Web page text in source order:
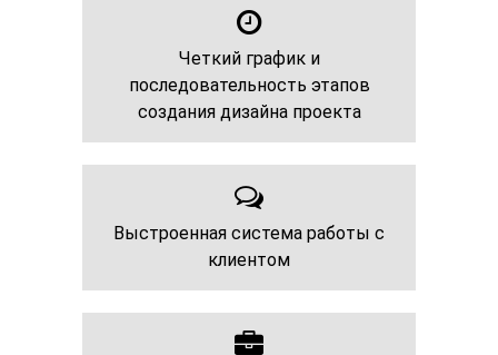
Четкий график и
последовательность этапов
создания дизайна проекта
Выстроенная система работы с
клиентом